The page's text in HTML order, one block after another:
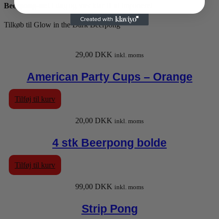
Beerpong-sæt
Tilkøb til Glow in the Dark Beerpong
29,00 DKK inkl. moms
American Party Cups – Orange
Tilføj til kurv
20,00 DKK inkl. moms
4 stk Beerpong bolde
Tilføj til kurv
99,00 DKK inkl. moms
Strip Pong